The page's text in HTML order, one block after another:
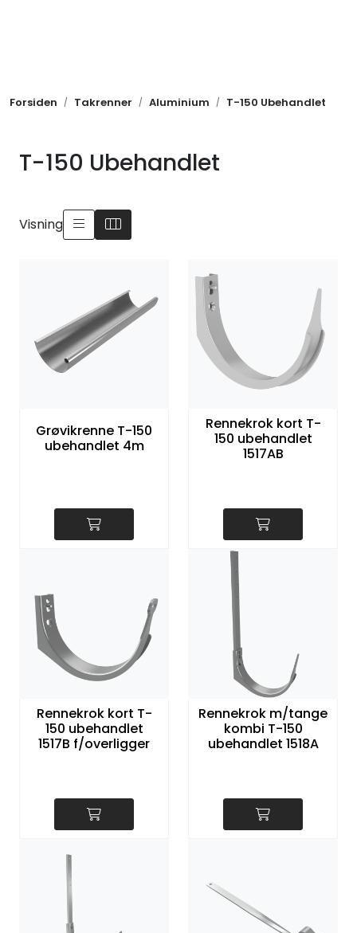
Forsiden Takrenner Aluminium T-150 Ubehandlet
T-150 Ubehandlet
Visning
Grøvikrenne T-150
ubehandlet 4m
Rennekrok kort T-
150 ubehandlet
1517AB
Rennekrok kort T-
150 ubehandlet
1517B f/overligger
Rennekrok m/tange
kombi T-150
ubehandlet 1518A
Takprodukter
Metaller
Festemidler
Nye produkter